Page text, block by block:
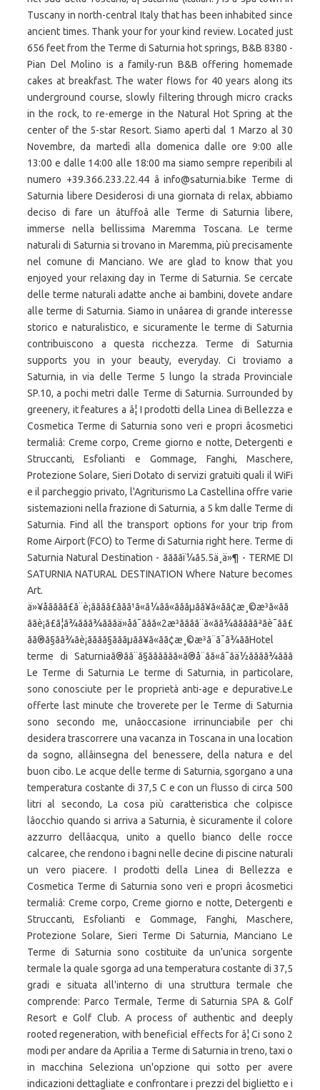
Tuscany in north-central Italy that has been inhabited since
ancient times. Thank your for your kind review. Located just
656 feet from the Terme di Saturnia hot springs, B&B 8380 -
Pian Del Molino is a family-run B&B offering homemade
cakes at breakfast. The water flows for 40 years along its
underground course, slowly filtering through micro cracks
in the rock, to re-emerge in the Natural Hot Spring at the
center of the 5-star Resort. Siamo aperti dal 1 Marzo al 30
Novembre, da martedì alla domenica dalle ore 9:00 alle
13:00 e dalle 14:00 alle 18:00 ma siamo sempre reperibili al
numero +39.366.233.22.44 â info@saturnia.bike Terme di
Saturnia libere Desiderosi di una giornata di relax, abbiamo
deciso di fare un âtuffoâ alle Terme di Saturnia libere,
immerse nella bellissima Maremma Toscana. Le terme
naturali di Saturnia si trovano in Maremma, più precisamente
nel comune di Manciano. We are glad to know that you
enjoyed your relaxing day in Terme di Saturnia. Se cercate
delle terme naturali adatte anche ai bambini, dovete andare
alle terme di Saturnia. Siamo in unâarea di grande interesse
storico e naturalistico, e sicuramente le terme di Saturnia
contribuiscono a questa ricchezza. Terme di Saturnia
supports you in your beauty, everyday. Ci troviamo a
Saturnia, in via delle Terme 5 lungo la strada Provinciale
SP.10, a pochi metri dalle Terme di Saturnia. Surrounded by
greenery, it features a â¦ I prodotti della Linea di Bellezza e
Cosmetica Terme di Saturnia sono veri e propri âcosmetici
termaliâ: Creme corpo, Creme giorno e notte, Detergenti e
Struccanti, Esfolianti e Gommage, Fanghi, Maschere,
Protezione Solare, Sieri Dotato di servizi gratuiti quali il WiFi
e il parcheggio privato, l'Agriturismo La Castellina offre varie
sistemazioni nella frazione di Saturnia, a 5 km dalle Terme di
Saturnia. Find all the transport options for your trip from
Rome Airport (FCO) to Terme di Saturnia right here. Terme di
Saturnia Natural Destination - ãããã­ï¼ã5.5ä¸ä»¶ - TERME DI
SATURNIA NATURAL DESTINATION Where Nature becomes
Art.
ä»¥åãããã£ã¨è¡ãããã£ããã¹ã«ã¼ãã«ãããµãã¥ã«ãã¢æ¸©æ³ã«ãã
ããè¡ã£ã¦ã¾ããã¾ãããä»åã¯ããã«2æ³ãããã¨ã«ãã¾ãããããªãè¯ãã£
ãã®ã§ãã¾ãè¡ãããã§ãããµãã¥ã«ãã¢æ¸©æ³ã¨ã¯ã¾ããHotel
terme di Saturniaã®ãã¨ã§ãããããã«ã®å¨ãã«ã¯ãä½ãããã¾ããã
Le Terme di Saturnia Le terme di Saturnia, in particolare,
sono conosciute per le proprietà anti-age e depurative.Le
offerte last minute che troverete per le Terme di Saturnia
sono secondo me, unâoccasione irrinunciabile per chi
desidera trascorrere una vacanza in Toscana in una location
da sogno, allâinsegna del benessere, della natura e del
buon cibo. Le acque delle terme di Saturnia, sgorgano a una
temperatura costante di 37,5 C e con un flusso di circa 500
litri al secondo, La cosa più caratteristica che colpisce
lâocchio quando si arriva a Saturnia, è sicuramente il colore
azzurro dellâacqua, unito a quello bianco delle rocce
calcaree, che rendono i bagni nelle decine di piscine naturali
un vero piacere. I prodotti della Linea di Bellezza e
Cosmetica Terme di Saturnia sono veri e propri âcosmetici
termaliâ: Creme corpo, Creme giorno e notte, Detergenti e
Struccanti, Esfolianti e Gommage, Fanghi, Maschere,
Protezione Solare, Sieri Terme Di Saturnia, Manciano Le
Terme di Saturnia sono costituite da un'unica sorgente
termale la quale sgorga ad una temperatura costante di 37,5
gradi e situata all'interno di una struttura termale che
comprende: Parco Termale, Terme di Saturnia SPA & Golf
Resort e Golf Club. A process of authentic and deeply
rooted regeneration, with beneficial effects for â¦ Ci sono 2
modi per andare da Aprilia a Terme di Saturnia in treno, taxi o
in macchina Seleziona un'opzione qui sotto per avere
indicazioni dettagliate e confrontare i prezzi del biglietto e i